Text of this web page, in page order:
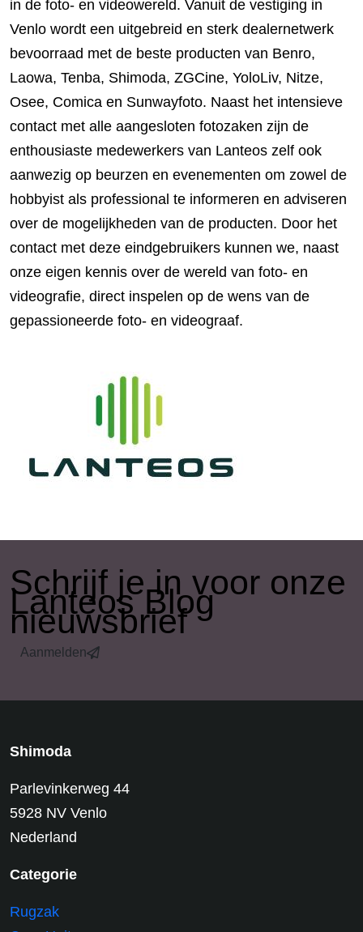
in de foto- en videowereld. Vanuit de vestiging in
Venlo wordt een uitgebreid en sterk dealernetwerk
bevoorraad met de beste producten van Benro,
Laowa, Tenba, Shimoda, ZGCine, YoloLiv, Nitze,
Osee, Comica en Sunwayfoto. Naast het intensieve
contact met alle aangesloten fotozaken zijn de
enthousiaste medewerkers van Lanteos zelf ook
aanwezig op beurzen en evenementen om zowel de
hobbyist als professional te informeren en adviseren
over de mogelijkheden van de producten. Door het
contact met deze eindgebruikers kunnen we, naast
onze eigen kennis over de wereld van foto- en
videografie, direct inspelen op de wens van de
gepassioneerde foto- en videograaf.
​Schrijf je in voor onze
Lanteos Blog
nieuwsbrief
Aanmelden
Shimoda
Parlevinkerweg 44
5928 NV Venlo
Nederland
Categorie
Rugzak